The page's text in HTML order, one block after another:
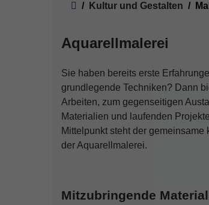
Kultur und Gestalten
Aquarellmalerei
Sie haben bereits erste
grundlegende Techniken? Dann
Arbeiten, zum gegenseitigen
Materialien und laufenden
Mittelpunkt steht der
der Aquarellmalerei.
Mitzubringende